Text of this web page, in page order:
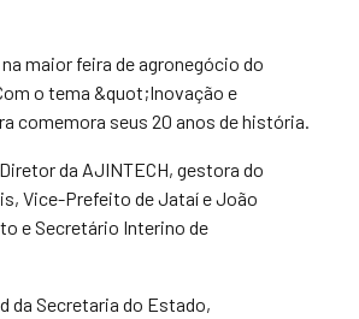
maior feira de agronegócio do
o tema &quot;Inovação e
comemora seus 20 anos de história.
da AJINTECH, gestora do
Vice-Prefeito de Jataí e João
e Secretário Interino de
da Secretaria do Estado,